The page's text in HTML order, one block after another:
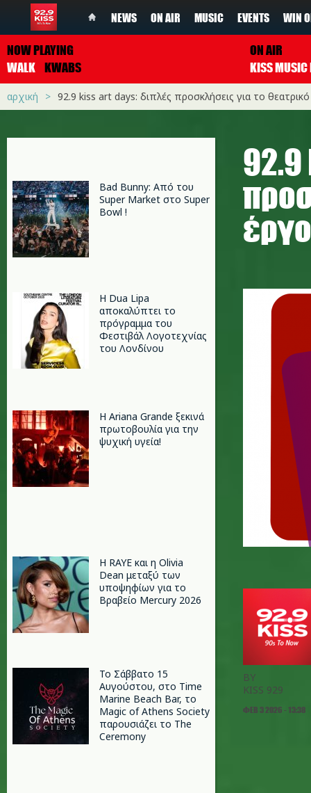
NEWS ON AIR MUSIC EVENTS WIN
NOW PLAYING
WALK KWABS
ON AIR
αρχική 92.9 kiss art days: διπλές προσκλήσεις για τo
Bad Bunny: Από του
Super Market στο Super
Bowl !
Η Dua Lipa
αποκαλύπτει το
πρόγραμμα του
Φεστιβάλ Λογοτεχνίας
του Λονδίνου
Η Ariana Grande ξεκινά
πρωτοβουλία για την
ψυχική υγεία!
Η RAYE και η Olivia
Dean μεταξύ των
υποψηφίων για το
Βραβείο Mercury 2026
Το Σάββατο 15
Αυγούστου, στο Time
Marine Beach Bar, το
Magic of Athens Society
παρουσιάζει το The
Ceremony
92.9
Kiss Art
BY
KISS 929
ΦΕΒ 3 2026 - 13:38